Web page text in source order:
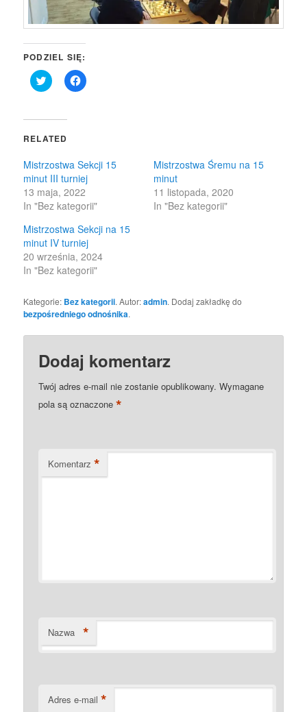
PODZIEL SIĘ:
Click
to
(Opens
new
Click
to
RELATED
Mistrzostwa Sekcji 15
minut III turniej
13 maja, 2022
In "Bez kategorii"
Mistrzostwa Śremu na 15
minut
11 listopada, 2020
In "Bez kategorii"
Mistrzostwa Sekcji na 15
minut IV turniej
20 września, 2024
In "Bez kategorii"
Kategorie: Bez kategorii. Autor:admin. Dodaj zakładkę do
bezpośredniego odnośnika.
Dodaj komentarz
Twój adres e-mail nie zostanie opublikowany. Wymagane
pola są oznaczone*
Komentarz *
Nazwa *
Adres e-mail *